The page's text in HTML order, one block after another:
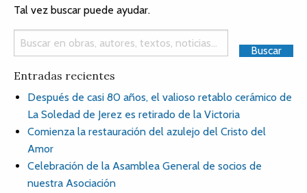
Tal vez buscar puede ayudar.
Entradas recientes
Después de casi 80 años, el valioso retablo cerámico de
La Soledad de Jerez es retirado de la Victoria
Comienza la restauración del azulejo del Cristo del
Amor
Celebración de la Asamblea General de socios de
nuestra Asociación